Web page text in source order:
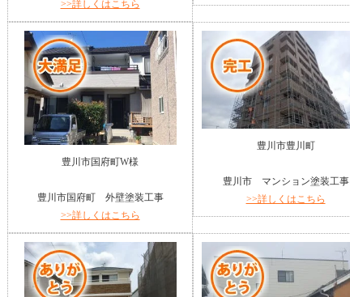
>>詳しくはこちら
豊川市国府町W様
豊川市国府町 外壁塗装工事
>>詳しくはこちら
豊川市豊川町
豊川市 マンション塗装工事
>>詳しくはこちら